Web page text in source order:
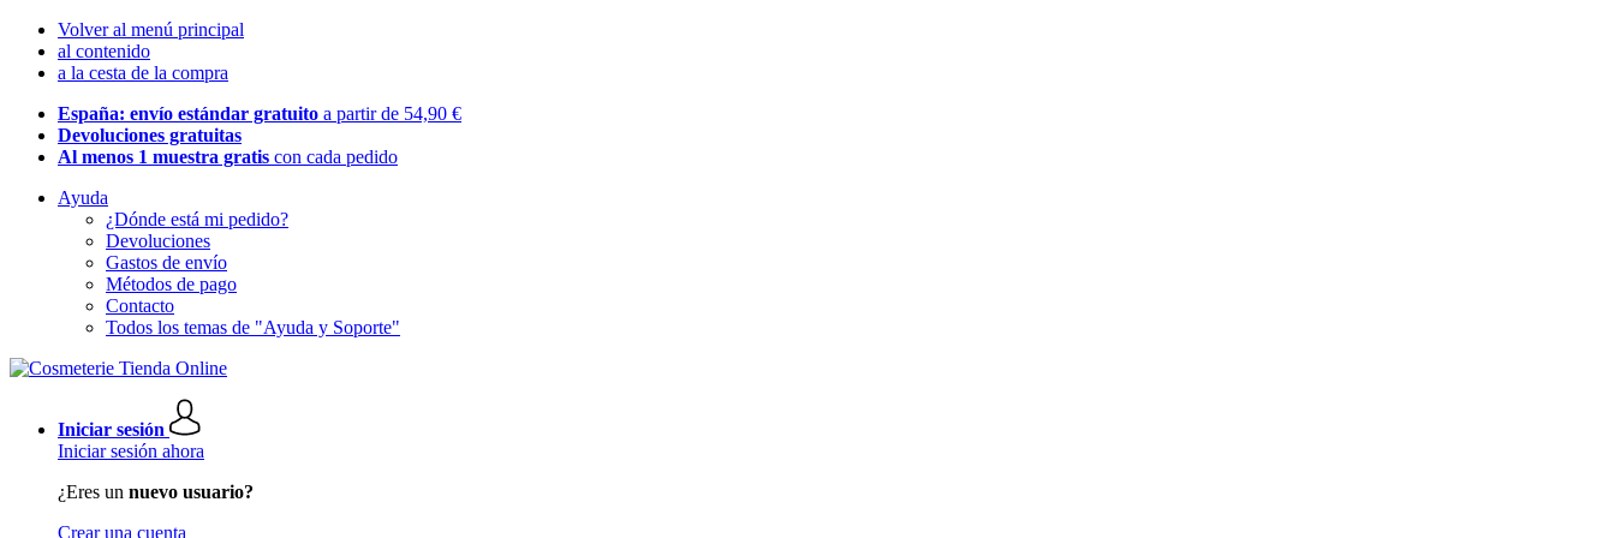
Volver al menú principal
al contenido
a la cesta de la compra
España: envío estándar gratuito a partir de 54,90 €
Devoluciones gratuitas
Al menos 1 muestra gratis con cada pedido
Ayuda
¿Dónde está mi pedido?
Devoluciones
Gastos de envío
Métodos de pago
Contacto
Todos los temas de "Ayuda y Soporte"
Iniciar sesión
Iniciar sesión ahora
¿Eres un nuevo usuario?
Crear una cuenta